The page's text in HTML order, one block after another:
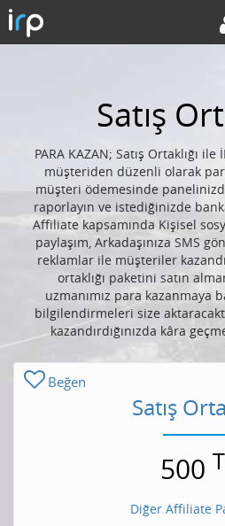
Satış
PARA KAZAN; Satış Ortaklığı
müşteriden düzenli olarak
müşteri ödemesinde
raporlayın ve istediğinizde
Affiliate kapsamında Kişisel
paylaşım, Arkadaşınıza SMS
reklamlar ile müşteriler
ortaklığı paketini satın
uzmanımız para kazanmaya
bilgilendirmeleri size
kazandırdığınızda kâra
Beğen
Satış
500
Diğer Affiliate